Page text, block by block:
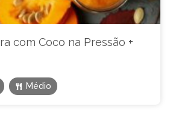
com Coco na Pressão +
Médio